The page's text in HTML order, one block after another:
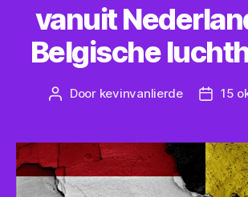
vanuit
Belgische
Bericht
Door kevinvanlierde 15